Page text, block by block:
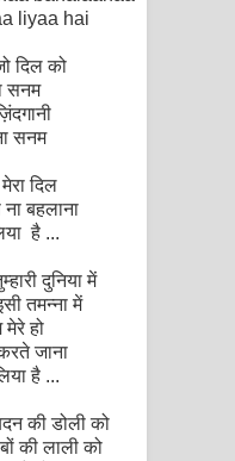
liyaa hai
दिल को
सनम
सनम
दिल
बहलाना
है ...
दुनिया में
तमन्ना में
मेरे हो
जाना
है ...
की डोली को
की लाली को